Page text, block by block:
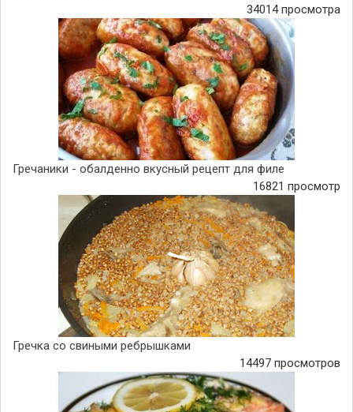
34014 просмотра
Гречаники - обалденно вкусный рецепт для филе
16821 просмотр
Гречка со свиными ребрышками
14497 просмотров